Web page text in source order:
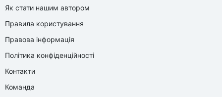
Як стати нашим автором
Правила користування
Правова інформація
Політика конфіденційності
Контакти
Команда